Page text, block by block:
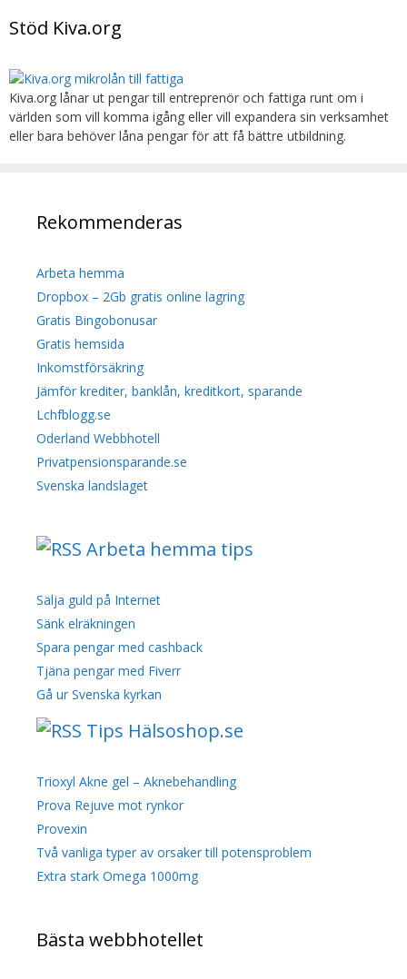
Stöd Kiva.org
Kiva.org lånar ut pengar till entreprenör och fattiga runt om i
världen som vill komma igång eller vill expandera sin verksamhet
eller bara behöver låna pengar för att få bättre utbildning.
Rekommenderas
Arbeta hemma
Dropbox – 2Gb gratis online lagring
Gratis Bingobonusar
Gratis hemsida
Inkomstförsäkring
Jämför krediter, banklån, kreditkort, sparande
Lchfblogg.se
Oderland Webbhotell
Privatpensionsparande.se
Svenska landslaget
Arbeta hemma tips
Sälja guld på Internet
Sänk elräkningen
Spara pengar med cashback
Tjäna pengar med Fiverr
Gå ur Svenska kyrkan
Tips Hälsoshop.se
Trioxyl Akne gel – Aknebehandling
Prova Rejuve mot rynkor
Provexin
Två vanliga typer av orsaker till potensproblem
Extra stark Omega 1000mg
Bästa webbhotellet